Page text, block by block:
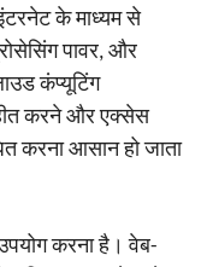
के माध्यम से
पावर, और
कंप्यूटिंग
करने और एक्सेस
करना आसान हो जाता
करना है। वेब-